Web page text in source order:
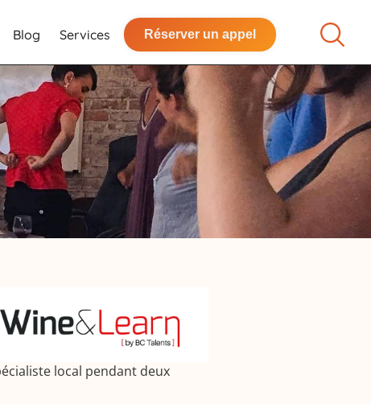
Blog Services Réserver un appel
local pendant deux